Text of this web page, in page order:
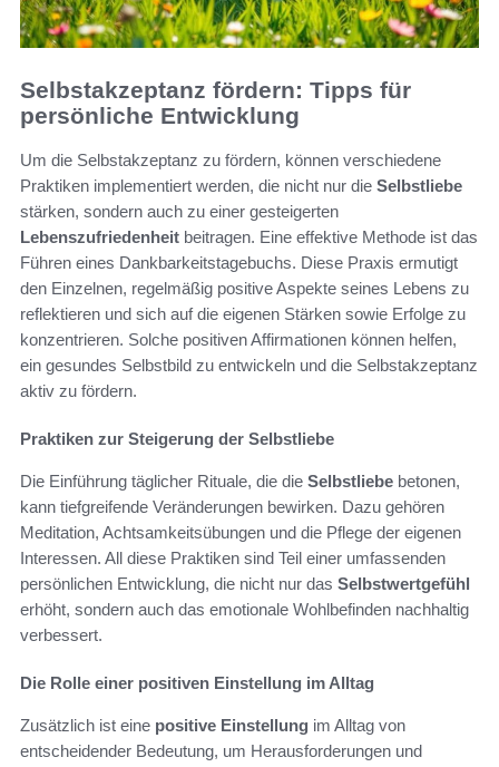
Selbstakzeptanz fördern: Tipps für
persönliche Entwicklung
Um die Selbstakzeptanz zu fördern, können verschiedene
Praktiken implementiert werden, die nicht nur die Selbstliebe
stärken, sondern auch zu einer gesteigerten
Lebenszufriedenheit beitragen. Eine effektive Methode ist das
Führen eines Dankbarkeitstagebuchs. Diese Praxis ermutigt
den Einzelnen, regelmäßig positive Aspekte seines Lebens zu
reflektieren und sich auf die eigenen Stärken sowie Erfolge zu
konzentrieren. Solche positiven Affirmationen können helfen,
ein gesundes Selbstbild zu entwickeln und die Selbstakzeptanz
aktiv zu fördern.
Praktiken zur Steigerung der Selbstliebe
Die Einführung täglicher Rituale, die die Selbstliebe betonen,
kann tiefgreifende Veränderungen bewirken. Dazu gehören
Meditation, Achtsamkeitsübungen und die Pflege der eigenen
Interessen. All diese Praktiken sind Teil einer umfassenden
persönlichen Entwicklung, die nicht nur das Selbstwertgefühl
erhöht, sondern auch das emotionale Wohlbefinden nachhaltig
verbessert.
Die Rolle einer positiven Einstellung im Alltag
Zusätzlich ist eine positive Einstellung im Alltag von
entscheidender Bedeutung, um Herausforderungen und